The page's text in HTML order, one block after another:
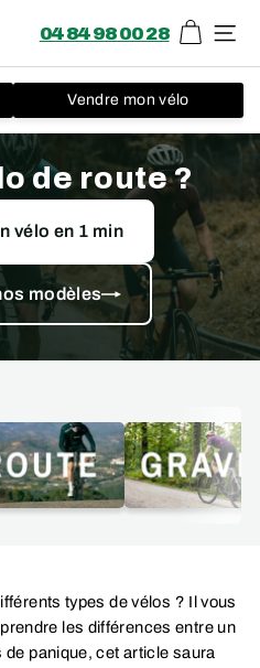
04 84 98 00 28 Panier
Vendre mon vélo
de route ?
vélo en 1 min
modèles
types de vélos ? Il vous
les différences entre un
de panique, cet article saura